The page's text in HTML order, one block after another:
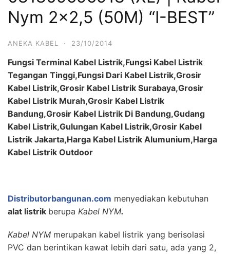
Nym 2×2,5 (50M) “I-BEST”
ANEKA KABEL · 23/10/2014
Fungsi Terminal Kabel Listrik,Fungsi Kabel Listrik
Tegangan Tinggi,Fungsi Dari Kabel Listrik,Grosir
Kabel Listrik,Grosir Kabel Listrik Surabaya,Grosir
Kabel Listrik Murah,Grosir Kabel Listrik
Bandung,Grosir Kabel Listrik Di Bandung,Gudang
Kabel Listrik,Gulungan Kabel Listrik,Grosir Kabel
Listrik Jakarta,Harga Kabel Listrik Alumunium,Harga
Kabel Listrik Outdoor
Distributorbangunan.com menyediakan kebutuhan
alat listrik berupa Kabel NYM.
Kabel NYM merupakan kabel listrik yang berisolasi
PVC dan berintikan kawat lebih dari satu, ada yang 2,